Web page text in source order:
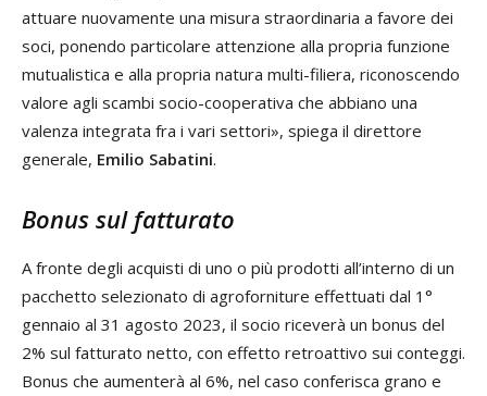
attuare nuovamente una misura straordinaria a favore dei
soci, ponendo particolare attenzione alla propria funzione
mutualistica e alla propria natura multi-filiera, riconoscendo
valore agli scambi socio-cooperativa che abbiano una
valenza integrata fra i vari settori», spiega il direttore
generale, Emilio Sabatini.
Bonus sul fatturato
A fronte degli acquisti di uno o più prodotti all’interno di un
pacchetto selezionato di agroforniture effettuati dal 1°
gennaio al 31 agosto 2023, il socio riceverà un bonus del
2% sul fatturato netto, con effetto retroattivo sui conteggi.
Bonus che aumenterà al 6%, nel caso conferisca grano e